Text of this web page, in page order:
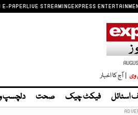
E-PAPERLIVE STREAMINGEXPRESS
وی | آج کا اخبار
اسٹائل فیکٹ چیک صحت دلچسپ